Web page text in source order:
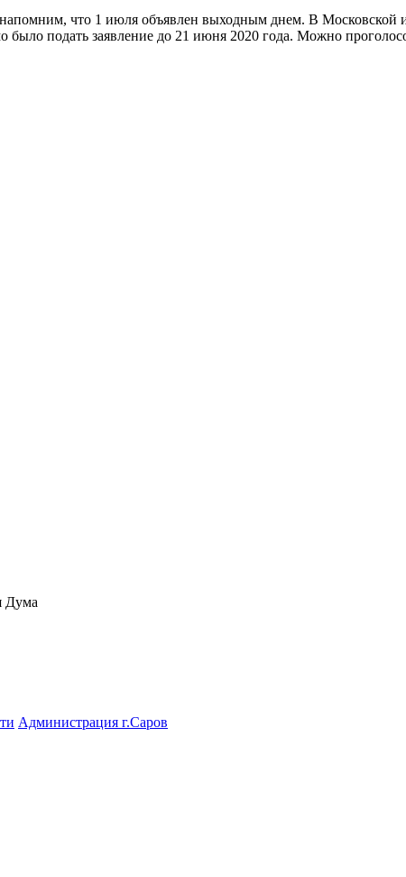
что 1 июля объявлен выходным днем. В Московской
было подать заявление до 21 июня 2020 года. Можно
Дума
Администрация г.Саров